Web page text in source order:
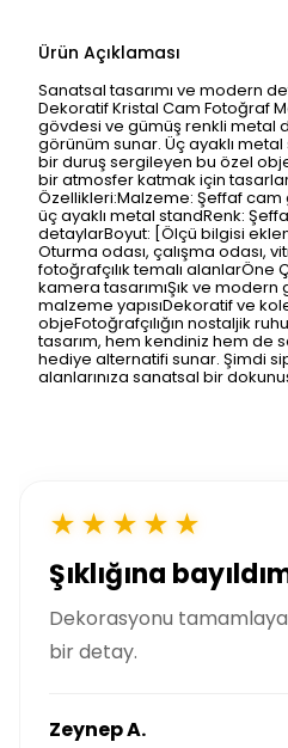
Ürün Açıklaması
Sanatsal tasarımı ve modern
Dekoratif Kristal Cam Fotoğraf
gövdesi ve gümüş renkli metal
görünüm sunar. Üç ayaklı
bir duruş sergileyen bu özel
bir atmosfer katmak için
Özellikleri:Malzeme: Şeffaf
üç ayaklı metal standRenk:
detaylarBoyut: [Ölçü bilgisi
Oturma odası, çalışma odası,
fotoğrafçılık temalı alanlarÖne
kamera tasarımıŞık ve modern
malzeme yapısıDekoratif ve
objeFotoğrafçılığın nostaljik
tasarım, hem kendiniz hem de
hediye alternatifi sunar. Şimdi
alanlarınıza sanatsal bir
★★★★★
Şıklığına
Dekorasyonu
bir detay.
Zeynep A.